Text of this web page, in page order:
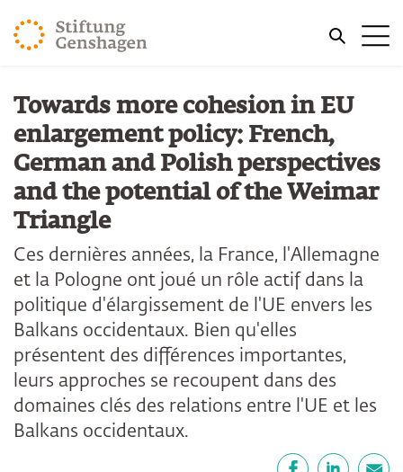
REVENIR AU CONTENU PRINCIPAL
REVENIR À LA RECHERCHE
Towards more cohesion in EU
enlargement policy: French,
German and Polish perspectives
and the potential of the Weimar
Triangle
Ces dernières années, la France, l'Allemagne
et la Pologne ont joué un rôle actif dans la
politique d'élargissement de l'UE envers les
Balkans occidentaux. Bien qu'elles
présentent des différences importantes,
leurs approches se recoupent dans des
domaines clés des relations entre l'UE et les
Balkans occidentaux.